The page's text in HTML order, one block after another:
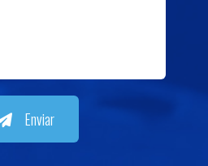
Enviar